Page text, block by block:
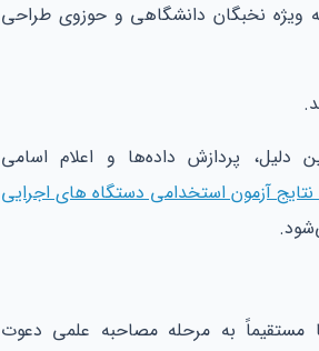
نخبگان دانشگاهی و حوزوی طراحی
پردازش داده‌ها و اعلام اسامی
نتایج آزمون استخدامی دستگاه های اجرایی
به مرحله مصاحبه علمی دعوت